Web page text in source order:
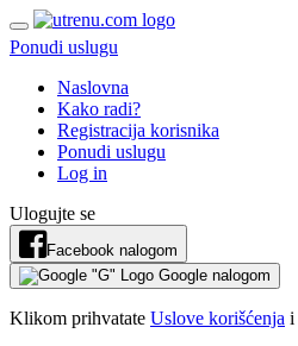
Ponudi uslugu
Naslovna
Kako radi?
Registracija korisnika
Ponudi uslugu
Log in
Ulogujte se
Facebook nalogom
Google nalogom
Klikom prihvatate Uslove korišćenja i